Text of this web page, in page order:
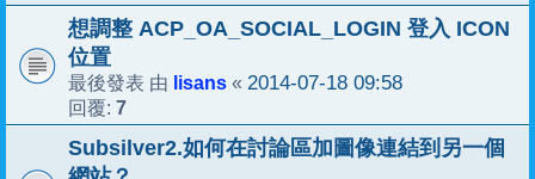
想調整 ACP_OA_SOCIAL_LOGIN 登入 ICON
位置
最後發表 由 lisans « 2014-07-18 09:58
回覆: 7
Subsilver2.如何在討論區加圖像連結到另一個